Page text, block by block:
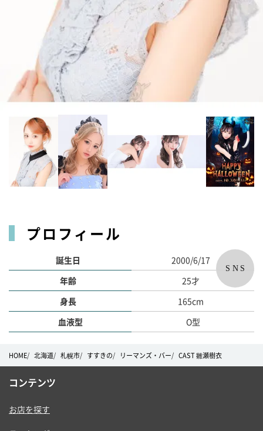
プロフィール
誕生日
2000/6/17
年齢
25才
身長
165cm
血液型
O型
SNS
HOME 北海道 札幌市 すすきの リーマンズ・バー CAST 雛瀬樹衣
コンテンツ
お店を探す